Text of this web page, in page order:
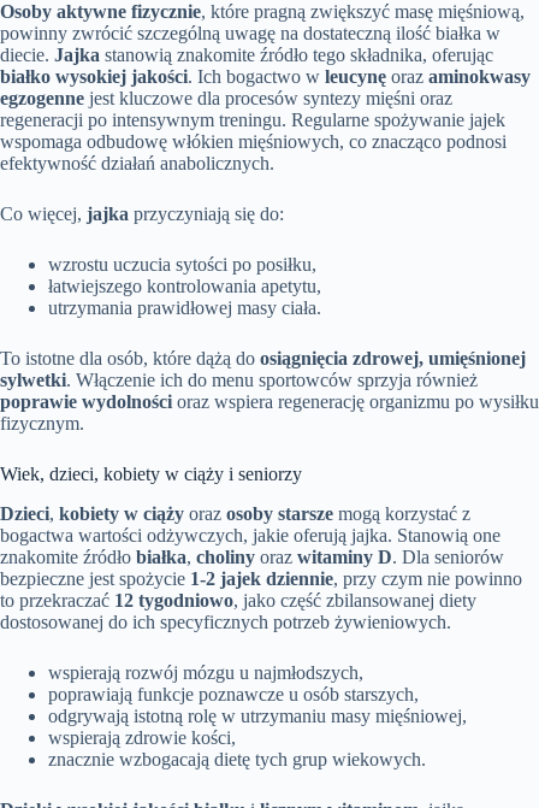
Osoby aktywne fizycznie, które pragną zwiększyć masę mięśniową,
powinny zwrócić szczególną uwagę na dostateczną ilość białka w
diecie. Jajka stanowią znakomite źródło tego składnika, oferując
białko wysokiej jakości. Ich bogactwo w leucynę oraz aminokwasy
egzogenne jest kluczowe dla procesów syntezy mięśni oraz
regeneracji po intensywnym treningu. Regularne spożywanie jajek
wspomaga odbudowę włókien mięśniowych, co znacząco podnosi
efektywność działań anabolicznych.
Co więcej, jajka przyczyniają się do:
wzrostu uczucia sytości po posiłku,
łatwiejszego kontrolowania apetytu,
utrzymania prawidłowej masy ciała.
To istotne dla osób, które dążą do osiągnięcia zdrowej, umięśnionej
sylwetki. Włączenie ich do menu sportowców sprzyja również
poprawie wydolności oraz wspiera regenerację organizmu po wysiłku
fizycznym.
Wiek, dzieci, kobiety w ciąży i seniorzy
Dzieci, kobiety w ciąży oraz osoby starsze mogą korzystać z
bogactwa wartości odżywczych, jakie oferują jajka. Stanowią one
znakomite źródło białka, choliny oraz witaminy D. Dla seniorów
bezpieczne jest spożycie 1-2 jajek dziennie, przy czym nie powinno
to przekraczać 12 tygodniowo, jako część zbilansowanej diety
dostosowanej do ich specyficznych potrzeb żywieniowych.
wspierają rozwój mózgu u najmłodszych,
poprawiają funkcje poznawcze u osób starszych,
odgrywają istotną rolę w utrzymaniu masy mięśniowej,
wspierają zdrowie kości,
znacznie wzbogacają dietę tych grup wiekowych.